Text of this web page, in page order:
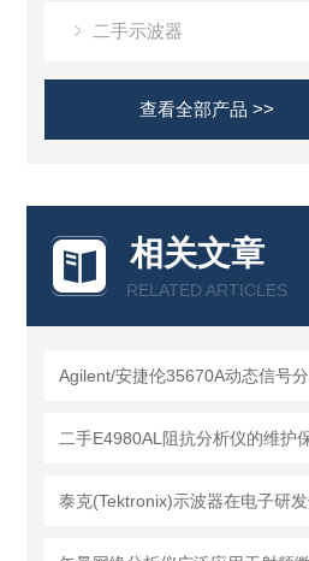
二手示波器
查看全部产品 >>
相关文章
RELATED ARTICLES